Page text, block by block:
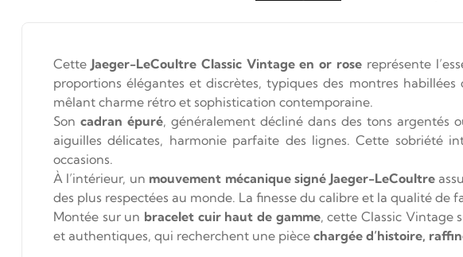
Cette Jaeger-LeCoultre Classic Vintage en or rose représente
proportions élégantes et discrètes, typiques des montres
mêlant charme rétro et sophistication contemporaine.
Son cadran épuré, généralement décliné dans des tons argentés
aiguilles délicates, harmonie parfaite des lignes. Cette sobriété
occasions.
À l’intérieur, un mouvement mécanique signé Jaeger-LeCoultre
des plus respectées au monde. La finesse du calibre et la qualité
Montée sur un bracelet cuir haut de gamme, cette Classic Vintage
et authentiques, qui recherchent une pièce chargée d’histoire,